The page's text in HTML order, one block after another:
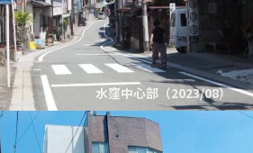
水窪中心部（2023/08）